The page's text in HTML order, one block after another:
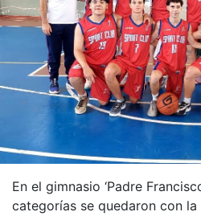
En el gimnasio ‘Padre
categorías se quedaron con